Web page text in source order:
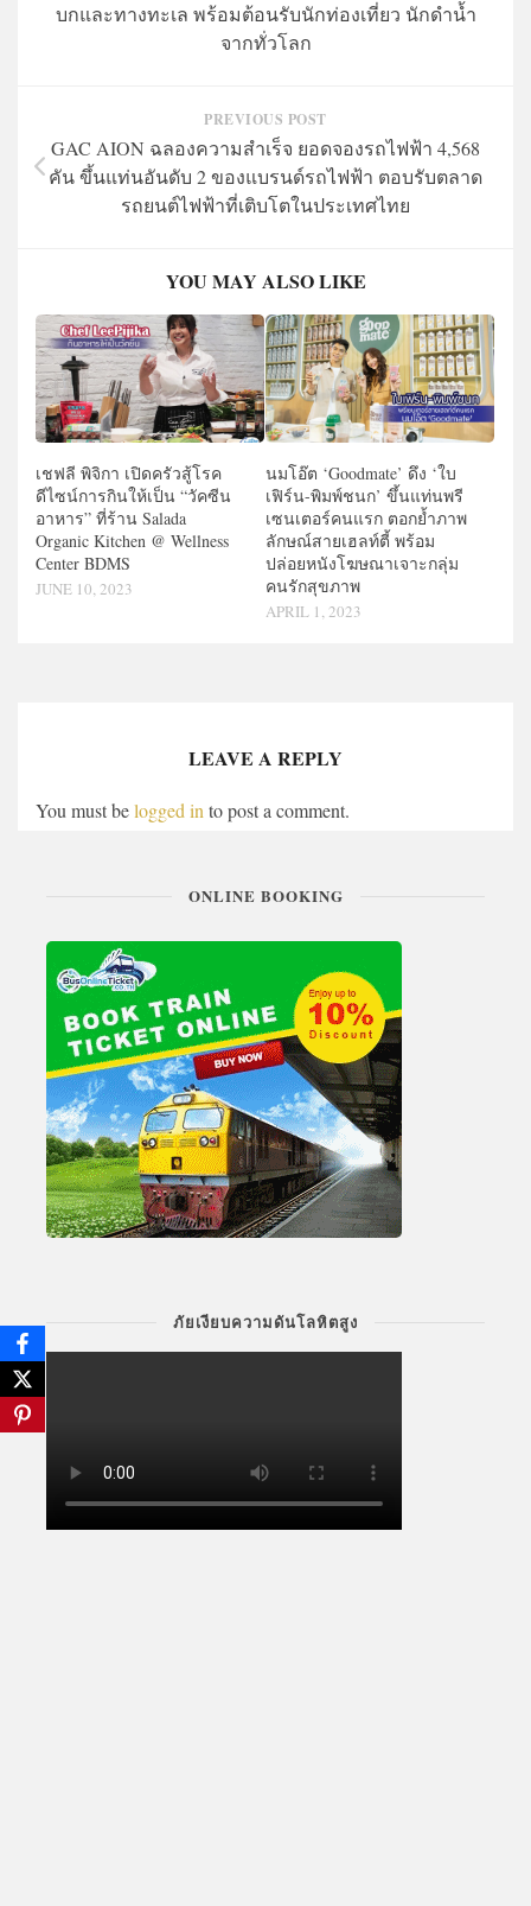
บกและทางทะเล พร้อมต้อนรับนักท่องเที่ยว นักดำน้ำ
จากทั่วโลก
PREVIOUS POST
GAC AION ฉลองความสำเร็จ ยอดจองรถไฟฟ้า 4,568
คัน ขึ้นแท่นอันดับ 2 ของแบรนด์รถไฟฟ้า ตอบรับตลาด
รถยนต์ไฟฟ้าที่เติบโตในประเทศไทย
YOU MAY ALSO LIKE
เชฟลี พิจิกา เปิดครัวสู้โรค
ดีไซน์การกินให้เป็น “วัคซีน
อาหาร” ที่ร้าน Salada
Organic Kitchen @ Wellness
Center BDMS
JUNE 10, 2023
นมโอ๊ต ‘Goodmate’ ดึง ‘ใบ
เฟิร์น-พิมพ์ชนก’ ขึ้นแท่นพรี
เซนเตอร์คนแรก ตอกย้ำภาพ
ลักษณ์สายเฮลท์ตี้ พร้อม
ปล่อยหนังโฆษณาเจาะกลุ่ม
คนรักสุขภาพ
APRIL 1, 2023
LEAVE A REPLY
You must belogged into post a comment.
ONLINE BOOKING
ภัยเงียบความดันโลหิตสูง